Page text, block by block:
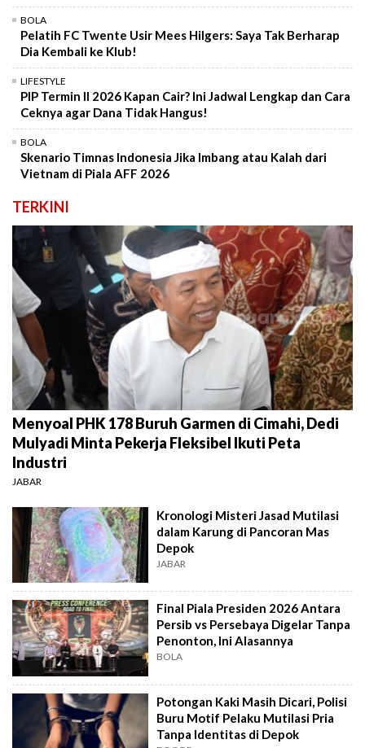
BOLA
Pelatih FC Twente Usir Mees Hilgers: Saya Tak Berharap
Dia Kembali ke Klub!
LIFESTYLE
PIP Termin II 2026 Kapan Cair? Ini Jadwal Lengkap dan Cara
Ceknya agar Dana Tidak Hangus!
BOLA
Skenario Timnas Indonesia Jika Imbang atau Kalah dari
Vietnam di Piala AFF 2026
TERKINI
Menyoal PHK 178 Buruh Garmen di Cimahi, Dedi
Mulyadi Minta Pekerja Fleksibel Ikuti Peta
Industri
JABAR
Kronologi Misteri Jasad Mutilasi
dalam Karung di Pancoran Mas
Depok
JABAR
Final Piala Presiden 2026 Antara
Persib vs Persebaya Digelar Tanpa
Penonton, Ini Alasannya
BOLA
Potongan Kaki Masih Dicari, Polisi
Buru Motif Pelaku Mutilasi Pria
Tanpa Identitas di Depok